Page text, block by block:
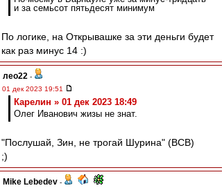
и за семьсот пятьдесят минимум
По логике, на Открывашке за эти деньги будет
как раз минус 14 :)
лео22 -
01 дек 2023 19:51
Карелин » 01 дек 2023 18:49
Олег Иванович жизы не знат.
"Послушай, Зин, не трогай Шурина" (ВСВ)
;)
Mike Lebedev -